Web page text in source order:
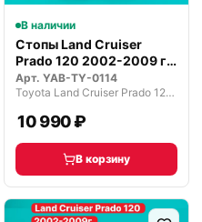
В наличии
Стопы Land Cruiser
Prado 120 2002-2009 г.
Красные
Арт. YAB-TY-0114
Toyota Land Cruiser Prado 120 рестайлинг (2007—2009)
10 990 ₽
В корзину